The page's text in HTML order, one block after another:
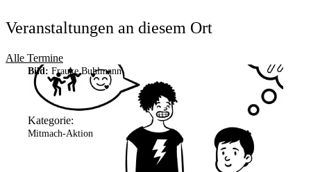
Veranstaltungen an diesem Ort
Alle Termine
Bild: Frauke Buhlmann
Kategorie:
Mitmach-Aktion